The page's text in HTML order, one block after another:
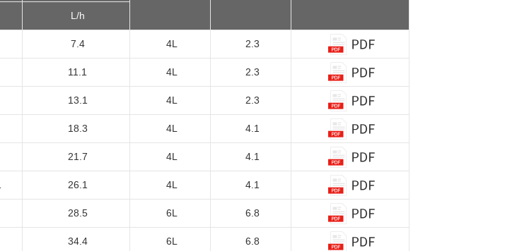
L/h
7.4 4L 2.3
11.1 4L 2.3
13.1 4L 2.3
18.3 4L 4.1
21.7 4L 4.1
26.1 4L 4.1
28.5 6L 6.8
34.4 6L 6.8